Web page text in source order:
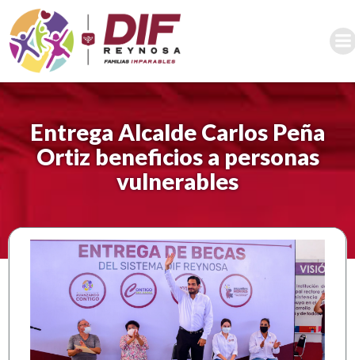
al
contenido
Entrega Alcalde Carlos Peña
Ortiz beneficios a personas
vulnerables